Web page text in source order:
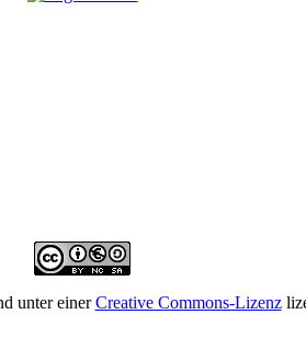
unter einerCreative Commons-Lizenz